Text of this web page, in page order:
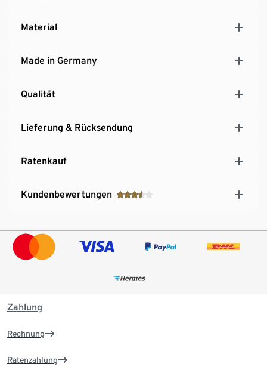
Inkl. 4 Rollen – 2 davon sind feststellbar
Material
Made in Germany
Qualität
Lieferung & Rücksendung
Ratenkauf
Kundenbewertungen
Zahlung
Rechnung
Ratenzahlung